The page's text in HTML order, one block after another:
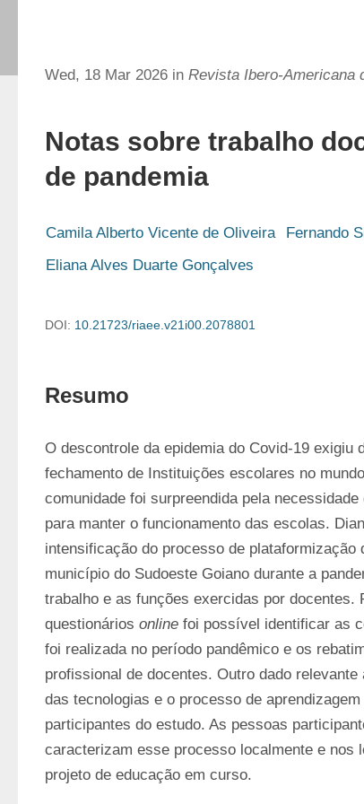
Wed, 18 Mar 2026 in Revista Ibero-Americana
Notas sobre trabalho
de pandemia
Camila Alberto Vicente de Oliveira
Fernando
Eliana Alves Duarte Gonçalves
DOI: 10.21723/riaee.v21i00.2078801
Resumo
O descontrole da epidemia do Covid-19 exigiu
fechamento de Instituições escolares no
comunidade foi surpreendida pela
para manter o funcionamento das escolas.
intensificação do processo de plataformização
município do Sudoeste Goiano durante a
trabalho e as funções exercidas por docentes.
questionários online foi possível identificar as
foi realizada no período pandêmico e os
profissional de docentes. Outro dado
das tecnologias e o processo de
participantes do estudo. As pessoas
caracterizam esse processo localmente e nos
projeto de educação em curso.